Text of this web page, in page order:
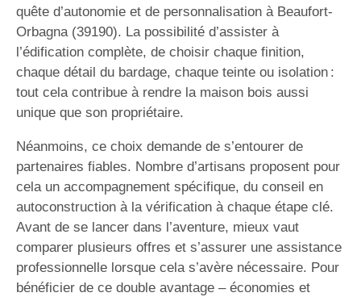
quête d’autonomie et de personnalisation à Beaufort-
Orbagna (39190). La possibilité d’assister à
l’édification complète, de choisir chaque finition,
chaque détail du bardage, chaque teinte ou isolation :
tout cela contribue à rendre la maison bois aussi
unique que son propriétaire.
Néanmoins, ce choix demande de s’entourer de
partenaires fiables. Nombre d’artisans proposent pour
cela un accompagnement spécifique, du conseil en
autoconstruction à la vérification à chaque étape clé.
Avant de se lancer dans l’aventure, mieux vaut
comparer plusieurs offres et s’assurer une assistance
professionnelle lorsque cela s’avère nécessaire. Pour
bénéficier de ce double avantage – économies et